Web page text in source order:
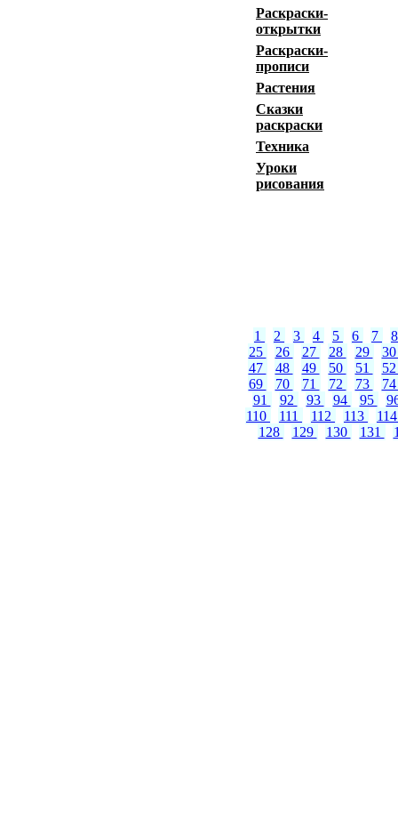
Раскраски-
открытки
Раскраски-
прописи
Растения
Сказки
раскраски
Техника
Уроки
рисования
1 2 3 4 5 6 7
25
26 27 28 29
47
48 49 50 51
69
70 71 72 73
91
92 93 94 95
110
111 112 113
128
129 130 131